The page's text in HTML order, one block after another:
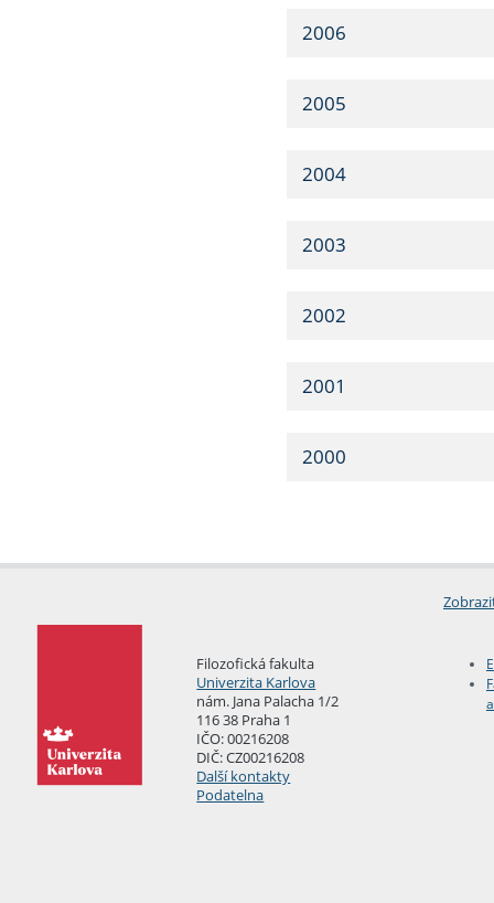
2006
2005
2004
2003
2002
2001
2000
Filozofická fakulta
Univerzita Karlova
nám. Jana Palacha 1/2
116 38 Praha 1
IČO: 00216208
DIČ: CZ00216208
Další kontakty
Podatelna